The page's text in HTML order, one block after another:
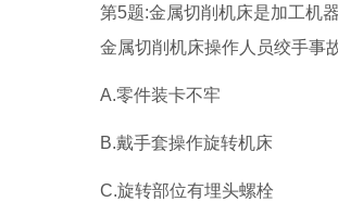
第5题:金属切削机床是加工机
金属切削机床操作人员绞手事
A.零件装卡不牢
B.戴手套操作旋转机床
C.旋转部位有埋头螺栓